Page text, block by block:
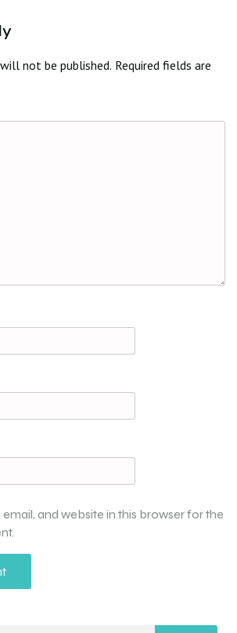
not be published. Required fields are
and website in this browser for the